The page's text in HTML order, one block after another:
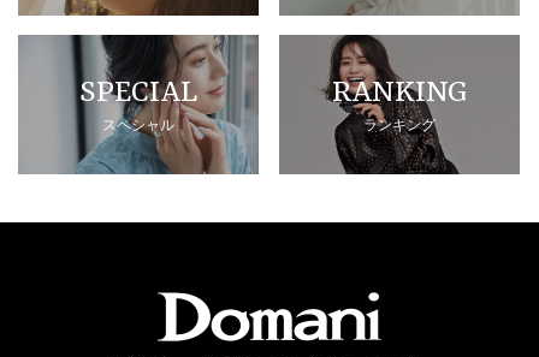
SPECIAL
スペシャル
RANKING
ランキング